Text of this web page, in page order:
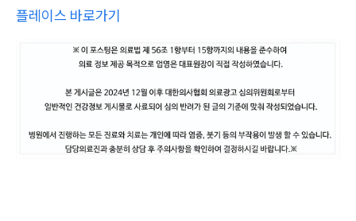
플레이스 바로가기